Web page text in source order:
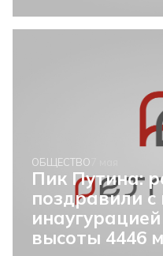
ОБЩЕСТВО
Пик Путина:
поздравили
высоты 4446